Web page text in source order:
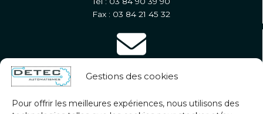
Gestions des cookies
Pour offrir les meilleures expériences, nous utilisons des
Fax : 03 84 21 45 32
contact@groupedetec.eu